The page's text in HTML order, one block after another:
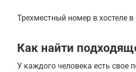
Трехместный номер в хостеле в
Как найти
У каждого человека есть свое